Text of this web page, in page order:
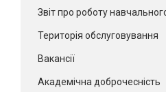
Звіт про роботу
Територія обслуговування
Вакансії
Академічна доброчесність